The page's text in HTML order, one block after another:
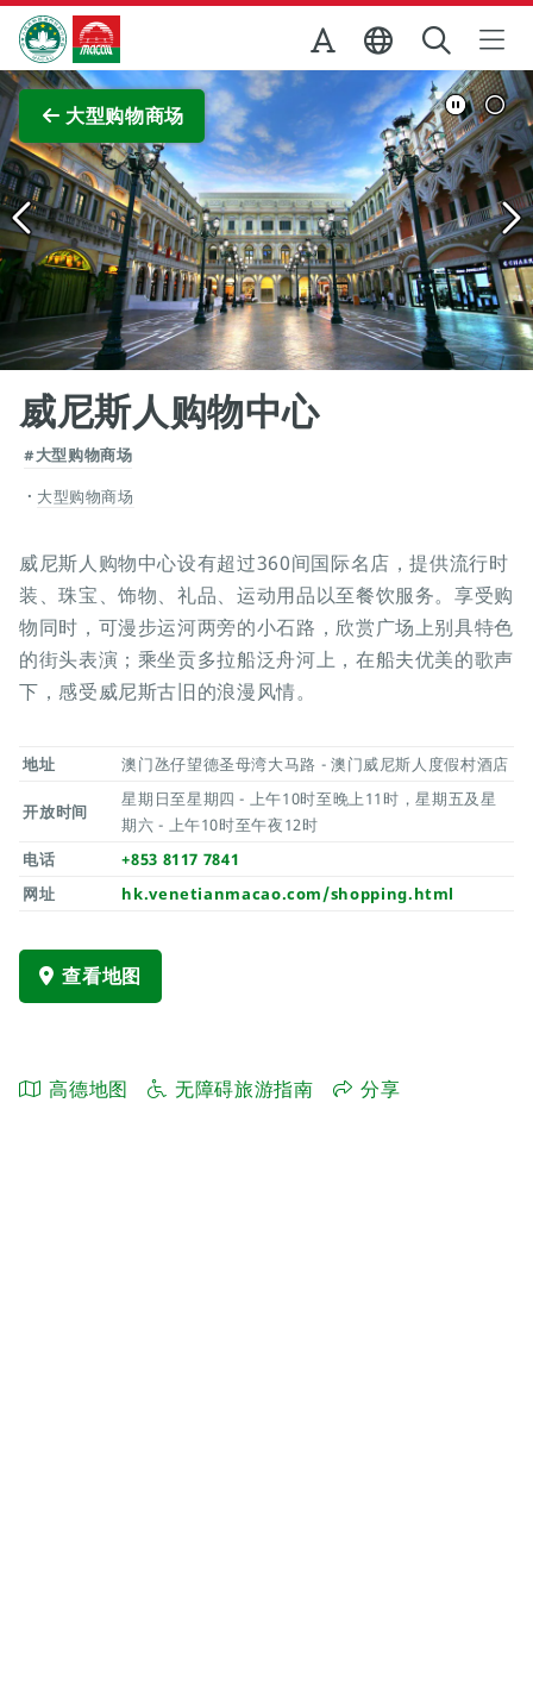
跳至主内容
澳门特别行政区政府旅游局
大型购物商场
查看原图
威尼斯人购物中心
#大型购物商场
大型购物商场
威尼斯人购物中心设有超过360间国际名店，提供流行时
装、珠宝、饰物、礼品、运动用品以至餐饮服务。享受购
物同时，可漫步运河两旁的小石路，欣赏广场上别具特色
的街头表演；乘坐贡多拉船泛舟河上，在船夫优美的歌声
下，感受威尼斯古旧的浪漫风情。
地址 澳门氹仔望德圣母湾大马路 - 澳门威尼斯人度假村酒店
开放时间
星期日至星期四 - 上午10时至晚上11时，星期五及星
期六 - 上午10时至午夜12时
电话
+853 8117 7841
网址
hk.venetianmacao.com/shopping.html
查看地图
高德地图 无障碍旅游指南 分享